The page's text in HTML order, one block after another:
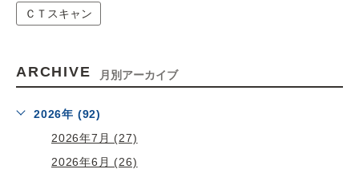
ＣＴスキャン
ARCHIVE 月別アーカイブ
2026年 (92)
2026年7月 (27)
2026年6月 (26)